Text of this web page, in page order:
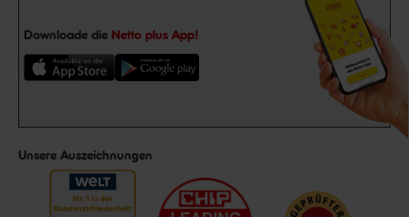
Downloade die Netto plus App!
Unsere Auszeichnungen